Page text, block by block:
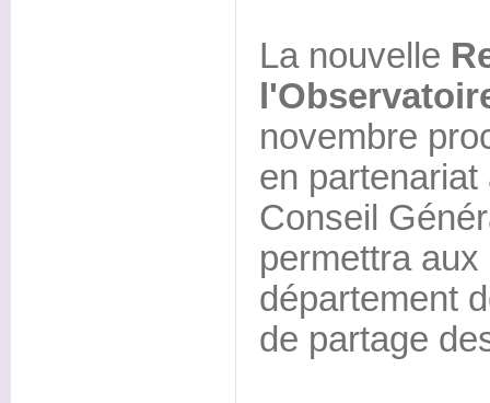
La nouvelle
novembre
en
Conseil
permettra
département
de partage